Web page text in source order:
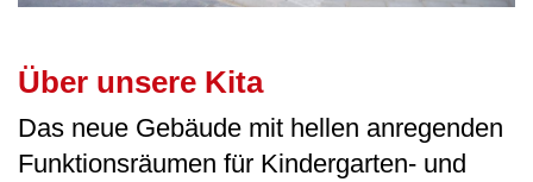
Über unsere Kita
Das neue Gebäude mit hellen anregenden
Funktionsräumen für Kindergarten- und